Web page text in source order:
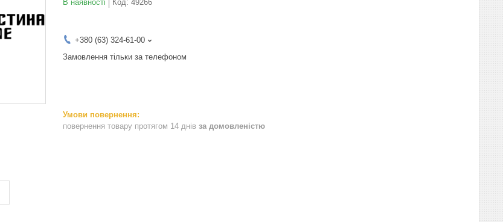
В наявності Код: 49266
+380 (63) 324-61-00
Замовлення тільки за телефоном
повернення товару протягом 14 днів за домовленістю